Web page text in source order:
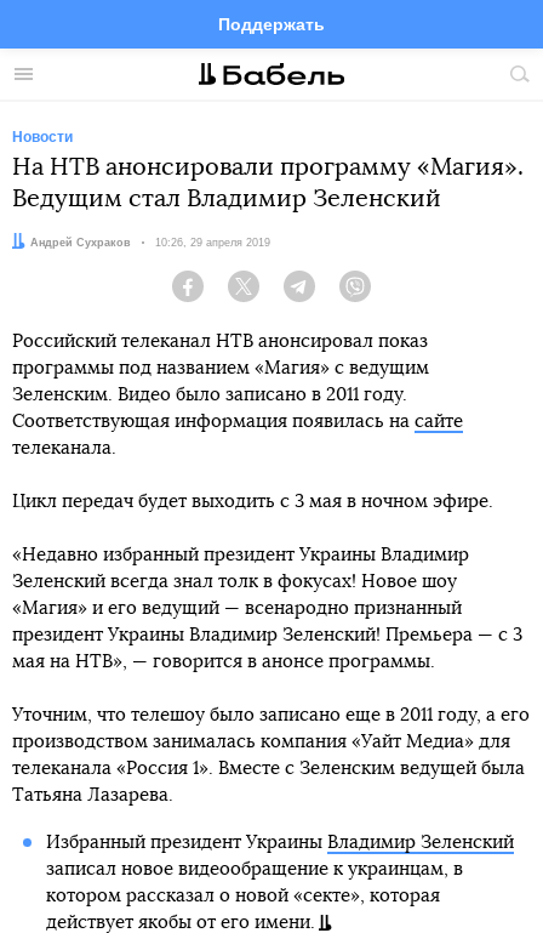
Меню
Поддержать
FacebookTelegramTwitter
Новости
На НТВ анонсировали программу «Магия».
Ведущим стал Владимир Зеленский
Автор:
Андрей Сухраков Дата:
10:26, 29 апреля 2019
Facebook Twitter Telegram
Российский телеканал НТВ анонсировал показ
программы под названием «Магия» с ведущим
Зеленским. Видео было записано в 2011 году.
Соответствующая информация появилась на сайте
телеканала.
Цикл передач будет выходить с 3 мая в ночном эфире.
«Недавно избранный президент Украины Владимир
Зеленский всегда знал толк в фокусах! Новое шоу
«Магия» и его ведущий — всенародно признанный
президент Украины Владимир Зеленский! Премьера — с 3
мая на НТВ», — говорится в анонсе программы.
Уточним, что телешоу было записано еще в 2011 году, а его
производством занималась компания «Уайт Медиа» для
телеканала «Россия 1». Вместе с Зеленским ведущей была
Татьяна Лазарева.
Избранный президент Украины Владимир Зеленский
записал новое видеообращение к украинцам, в
котором рассказал о новой «секте», которая
действует якобы от его имени.